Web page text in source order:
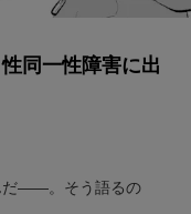
同一性障害に出
だ――。そう語るの